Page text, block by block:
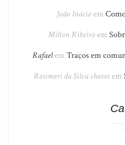
João Inácioem
Milton Ribeiroem
Rafaelem Traços em
Rosimeri da Silva chavesem